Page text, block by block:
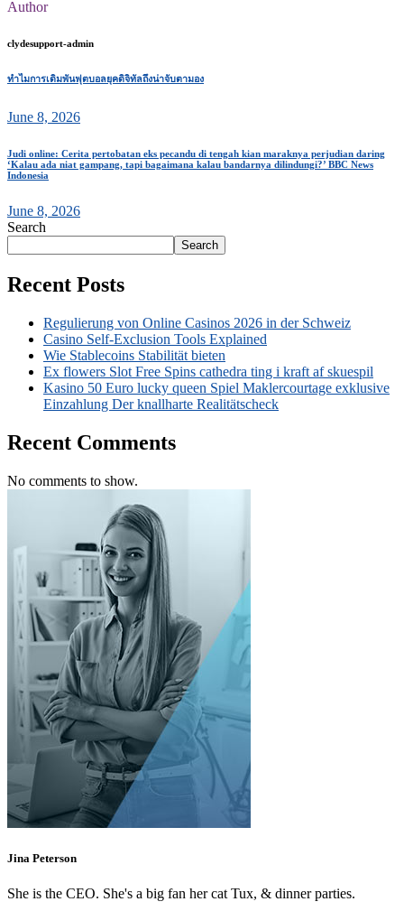
Author
clydesupport-admin
ทำไมการเดิมพันฟุตบอลยุคดิจิทัลถึงน่าจับตามอง
June 8, 2026
Judi online: Cerita pertobatan eks pecandu di tengah kian maraknya perjudian daring
‘Kalau ada niat gampang, tapi bagaimana kalau bandarnya dilindungi?’ BBC News
Indonesia
June 8, 2026
Search
Search
Recent Posts
Regulierung von Online Casinos 2026 in der Schweiz
Casino Self-Exclusion Tools Explained
Wie Stablecoins Stabilität bieten
Ex flowers Slot Free Spins cathedra ting i kraft af skuespil
Kasino 50 Euro lucky queen Spiel Maklercourtage exklusive
Einzahlung Der knallharte Realitätscheck
Recent Comments
No comments to show.
Jina Peterson
She is the CEO. She's a big fan her cat Tux, & dinner parties.